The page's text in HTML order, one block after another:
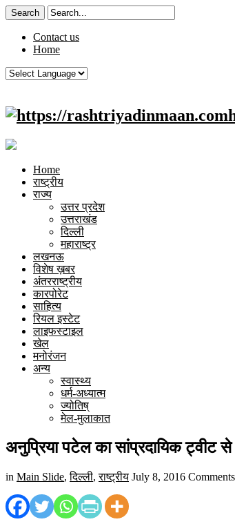
Contact us
Home
Home
राष्ट्रीय
राज्य
उत्तर प्रदेश
उत्तराखंड
दिल्ली
महाराष्ट्र
लखनऊ
विशेष ख़बर
अंतरराष्ट्रीय
कारपोरेट
साहित्य
रियल इस्टेट
लाइफस्टाइल
खेल
मनोरंजन
अन्य
स्वास्थ्य
धर्म-अध्यात्म
ज्योतिष्
मेल-मुलाकात
अनुप्रिया पटेल का सांप्रदायिक ट्वीट से
in Main Slide,दिल्ली,राष्ट्रीय July 8, 2016